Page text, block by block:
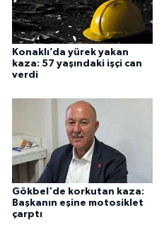
Konaklı’da yürek yakan
kaza: 57 yaşındaki işçi can
verdi
Gökbel'de korkutan kaza:
Başkanın eşine motosiklet
çarptı